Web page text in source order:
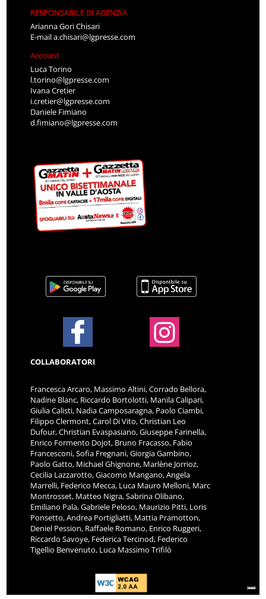
RESPONSABILE DI AGENZIA
Arianna Gori Chisari
E-maila.chisari@lgpresse.com
Account
Luca Torino
l.torino@lgpresse.com
Ivana Cretier
i.cretier@lgpresse.com
Daniele Fimiano
d.fimiano@lgpresse.com
COLLABORATORI
Francesca Arcaro, Massimo Altini, Corrado Bellora,
Nadine Blanc, Riccardo Bortolotti, Manila Calipari,
Giulia Calisti, Nadia Camposaragna, Paolo Ciambi,
Filippo Clermont, Carol Di Vito, Christian Leo
Dufour, Christian Evaspasiano, Giuseppe Farinella,
Enrico Formento Dojot, Bruno Fracasso, Fabio
Francesconi, Sofia Fregnani, Giorgia Gambino,
Paolo Gatto, Michael Ghignone, Marlène Jorrioz,
Cecilia Lazzarotto, Giacomo Mangano, Angela
Marrelli, Federico Mecca, Luca Mauro Melloni, Marc
Montrosset, Matteo Nigra, Sabrina Olibano,
Emiliano Pala, Gabriele Peloso, Maurizio Pitti, Loris
Ponsetto, Andrea Portigliatti, Mattia Pramotton,
Deniel Pession, Raffaele Romano, Enrico Ruggeri,
Riccardo Savoye, Federica Tercinod, Federico
Tigellio Benvenuto, Luca Massimo Trifilò